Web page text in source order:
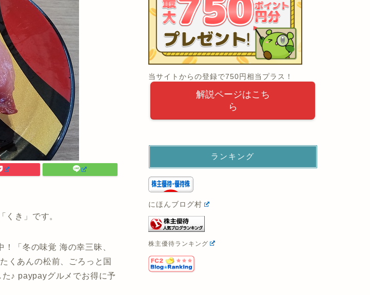
くき」です。
「冬の味覚 海の幸三昧、
くあんの松前、ごろっと国
♪ paypayグルメでお得に予
当サイトからの登録で750円相当プラス！
解説ページはこち
ら
ランキング
にほんブログ村
株主優待ランキング